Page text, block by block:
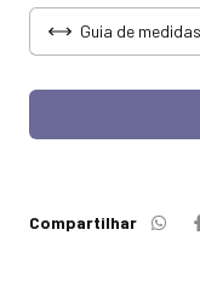
Guia de medidas
Compartilhar